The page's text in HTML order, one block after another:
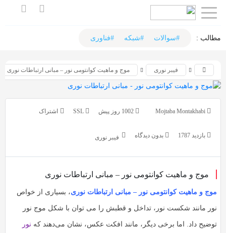
اشتراک
استفاده
از
صفحه
خود
به
مطالب :‌ #سوالات #شبکه #فناوری
فیبر نوری موج و ماهیت کوانتومی نور – مبانی ارتباطات نوری
Mojtaba Montakhabi 1002 روز پیش SSL
اشتراک
با
استفاده
می‌توانید
با
دوستان
بازدید 1787 بدون دیدگاه فیبر نوری
موج و ماهیت کوانتومی نور – مبانی ارتباطات نوری
موج و ماهیت کوانتومی نور – مبانی ارتباطات نوری، بسیاری از خواص
نور مانند شکست نور، تداخل و قطبش را می توان با شکل موج نور
توضیح داد. اما برخی دیگر، مانند افکت عکس، نشان می‌دهند که نور